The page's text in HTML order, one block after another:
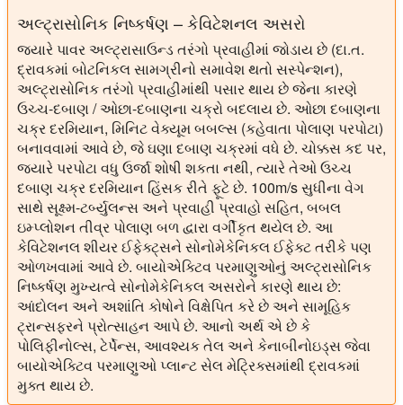
અલ્ટ્રાસોનિક નિષ્કર્ષણ – કેવિટેશનલ અસરો
જ્યારે પાવર અલ્ટ્રાસાઉન્ડ તરંગો પ્રવાહીમાં જોડાય છે (દા.ત.
દ્રાવકમાં બોટનિકલ સામગ્રીનો સમાવેશ થતો સસ્પેન્શન),
અલ્ટ્રાસોનિક તરંગો પ્રવાહીમાંથી પસાર થાય છે જેના કારણે
ઉચ્ચ-દબાણ / ઓછા-દબાણના ચક્રો બદલાય છે. ઓછા દબાણના
ચક્ર દરમિયાન, મિનિટ વેક્યૂમ બબલ્સ (કહેવાતા પોલાણ પરપોટા)
બનાવવામાં આવે છે, જે ઘણા દબાણ ચક્રમાં વધે છે. ચોક્કસ કદ પર,
જ્યારે પરપોટા વધુ ઉર્જા શોષી શકતા નથી, ત્યારે તેઓ ઉચ્ચ
દબાણ ચક્ર દરમિયાન હિંસક રીતે ફૂટે છે. 100m/s સુધીના વેગ
સાથે સૂક્ષ્મ-ટર્બ્યુલન્સ અને પ્રવાહી પ્રવાહો સહિત, બબલ
ઇમ્પ્લોશન તીવ્ર પોલાણ બળ દ્વારા વર્ગીકૃત થયેલ છે. આ
કેવિટેશનલ શીયર ઈફેક્ટ્સને સોનોમેકેનિકલ ઈફેક્ટ તરીકે પણ
ઓળખવામાં આવે છે. બાયોએક્ટિવ પરમાણુઓનું અલ્ટ્રાસોનિક
નિષ્કર્ષણ મુખ્યત્વે સોનોમેકેનિકલ અસરોને કારણે થાય છે:
આંદોલન અને અશાંતિ કોષોને વિક્ષેપિત કરે છે અને સામૂહિક
ટ્રાન્સફરને પ્રોત્સાહન આપે છે. આનો અર્થ એ છે કે
પોલિફીનોલ્સ, ટેર્પેન્સ, આવશ્યક તેલ અને કેનાબીનોઇડ્સ જેવા
બાયોએક્ટિવ પરમાણુઓ પ્લાન્ટ સેલ મેટ્રિક્સમાંથી દ્રાવકમાં
મુક્ત થાય છે.